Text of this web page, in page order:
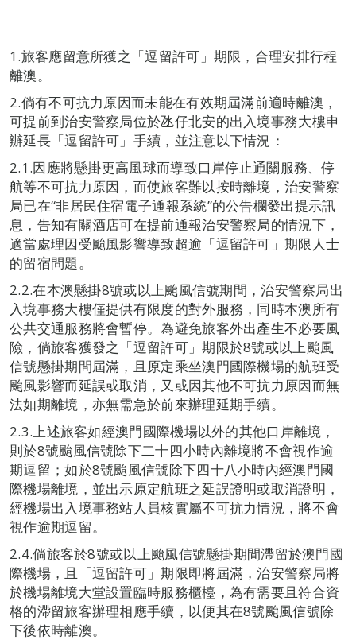
1.旅客應留意所獲之「逗留許可」期限，合理安排行程
離澳。
2.倘有不可抗力原因而未能在有效期屆滿前適時離澳，
可提前到治安警察局位於氹仔北安的出入境事務大樓申
辦延長「逗留許可」手續，並注意以下情況：
2.1.因應將懸掛更高風球而導致口岸停止通關服務、停
航等不可抗力原因，而使旅客難以按時離境，治安警察
局已在“非居民住宿電子通報系統”的公告欄發出提示訊
息，告知有關酒店可在提前通報治安警察局的情況下，
適當處理因受颱風影響導致超逾「逗留許可」期限人士
的留宿問題。
2.2.在本澳懸掛8號或以上颱風信號期間，治安警察局出
入境事務大樓僅提供有限度的對外服務，同時本澳所有
公共交通服務將會暫停。為避免旅客外出產生不必要風
險，倘旅客獲發之「逗留許可」期限於8號或以上颱風
信號懸掛期間屆滿，且原定乘坐澳門國際機場的航班受
颱風影響而延誤或取消，又或因其他不可抗力原因而無
法如期離境，亦無需急於前來辦理延期手續。
2.3.上述旅客如經澳門國際機場以外的其他口岸離境，
則於8號颱風信號除下二十四小時內離境將不會視作逾
期逗留；如於8號颱風信號除下四十八小時內經澳門國
際機場離境，並出示原定航班之延誤證明或取消證明，
經機場出入境事務站人員核實屬不可抗力情況，將不會
視作逾期逗留。
2.4.倘旅客於8號或以上颱風信號懸掛期間滯留於澳門國
際機場，且「逗留許可」期限即將屆滿，治安警察局將
於機場離境大堂設置臨時服務櫃檯，為有需要且符合資
格的滯留旅客辦理相應手續，以便其在8號颱風信號除
下後依時離澳。